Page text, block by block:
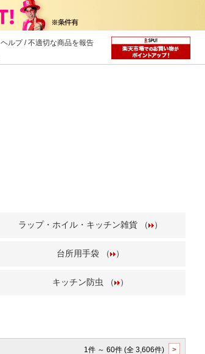
ヘルプ/不適切な商品を報告
ラップ・ホイル・キッチン雑貨 （ ）
台所用手袋 （ ）
キッチン防虫 （ ）
1件 ～ 60件 (全 3,606件) >